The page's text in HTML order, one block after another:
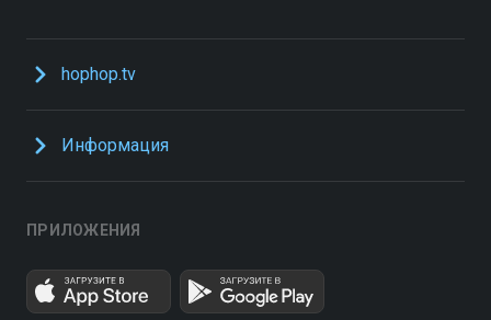
hophop.tv
Информация
ПРИЛОЖЕНИЯ